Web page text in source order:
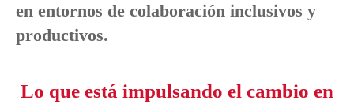
en entornos de colaboración inclusivos y
productivos.
Lo que está impulsando el cambio en